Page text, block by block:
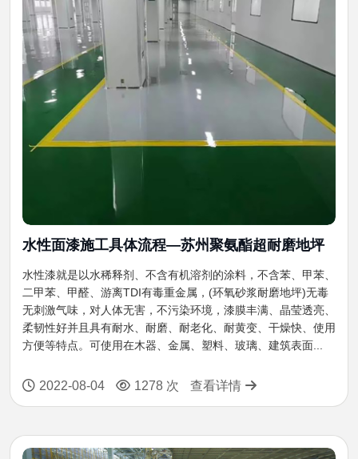
水性面漆施工具体流程—苏州聚氨酯超耐磨地坪
水性漆就是以水稀释剂、不含有机溶剂的涂料，不含苯、甲苯、
二甲苯、甲醛、游离TDI有毒重金属，(环氧砂浆耐磨地坪)无毒
无刺激气味，对人体无害，不污染环境，漆膜丰满、晶莹透亮、
柔韧性好并且具有耐水、耐磨、耐老化、耐黄变、干燥快、使用
方便等特点。可使用在木器、金属、塑料、玻璃、建筑表面...
2022-08-04 1278 次 查看详情